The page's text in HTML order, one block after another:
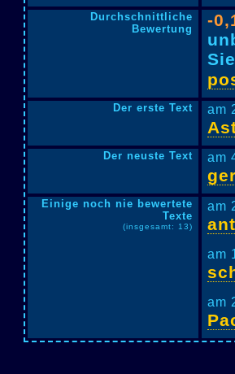
Durchschnittliche
Bewertung
-
Der erste Text am
Der neuste Text am
Einige noch nie bewertete
Texte
(insgesamt: 13)
am
am
am